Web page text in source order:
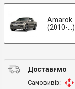
Amarok
(2010-...)
Доставимо
Самовивіз: